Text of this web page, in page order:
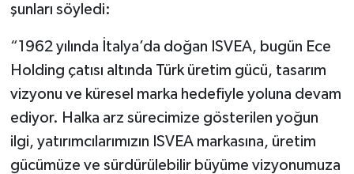
şunları söyledi:
“1962 yılında İtalya’da doğan ISVEA, bugün Ece
Holding çatısı altında Türk üretim gücü, tasarım
vizyonu ve küresel marka hedefiyle yoluna devam
ediyor. Halka arz sürecimize gösterilen yoğun
ilgi, yatırımcılarımızın ISVEA markasına, üretim
gücümüze ve sürdürülebilir büyüme vizyonumuza